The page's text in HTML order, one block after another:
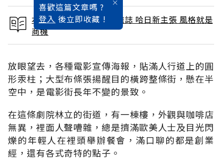
喜歡這篇文章嗎 ?
登入 後立即收藏 !
本文出自 2016 / 9月號雜誌 哈日新主張 風格就是
商機
放眼望去，各種電影宣傳海報，貼滿人行道上的圓
形汞柱；大型布條張揚醒目的橫跨整條街，懸在半
空中，是電影街長年不變的景致。
在這條劇院林立的街道，有一棟樓，外觀與咖啡店
無異，裡面人聲嘈雜，總是擠滿歐美人士及目光閃
爍的年輕人在裡頭舉辦餐會，滿口聊的都是創業
經，還有各式奇特的點子。